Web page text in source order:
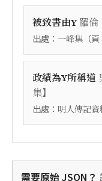
被致書由Y 羅倫
出處： 一峰集 （頁
政績為Y所稱道
集】
出處： 明人傳記資
需要原始 JSON？